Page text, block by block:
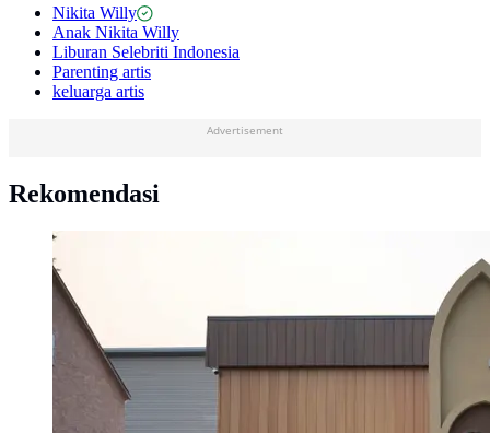
Nikita Willy
Anak Nikita Willy
Liburan Selebriti Indonesia
Parenting artis
keluarga artis
Advertisement
Rekomendasi